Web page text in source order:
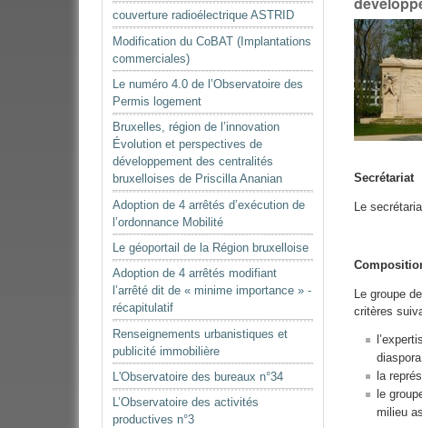
couverture radioélectrique ASTRID
Modification du CoBAT (Implantations
commerciales)
Le numéro 4.0 de l’Observatoire des
Permis logement
Bruxelles, région de l’innovation
Évolution et perspectives de
développement des centralités
bruxelloises de Priscilla Ananian
Adoption de 4 arrêtés d’exécution de
l’ordonnance Mobilité
Le géoportail de la Région bruxelloise
Adoption de 4 arrêtés modifiant
l’arrêté dit de « minime importance » -
récapitulatif
Renseignements urbanistiques et
publicité immobilière
L'Observatoire des bureaux n°34
L’Observatoire des activités
productives n°3
Secrétariat
Le
Le groupe
critères
la
le
milieu